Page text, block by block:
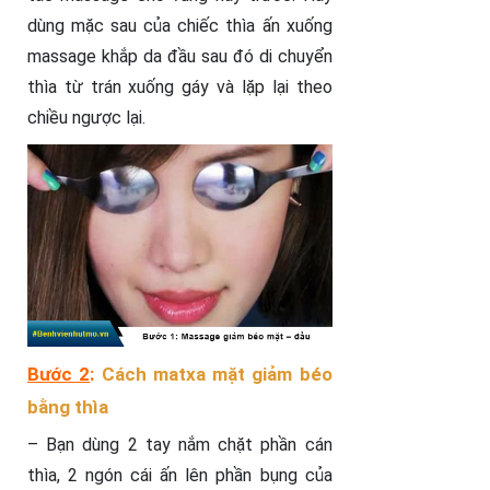
dùng mặc sau của chiếc thìa ấn xuống
massage khắp da đầu sau đó di chuyển
thìa từ trán xuống gáy và lặp lại theo
chiều ngược lại.
Bước 2: Cách matxa mặt giảm béo
bằng thìa
– Bạn dùng 2 tay nắm chặt phần cán
thìa, 2 ngón cái ấn lên phần bụng của